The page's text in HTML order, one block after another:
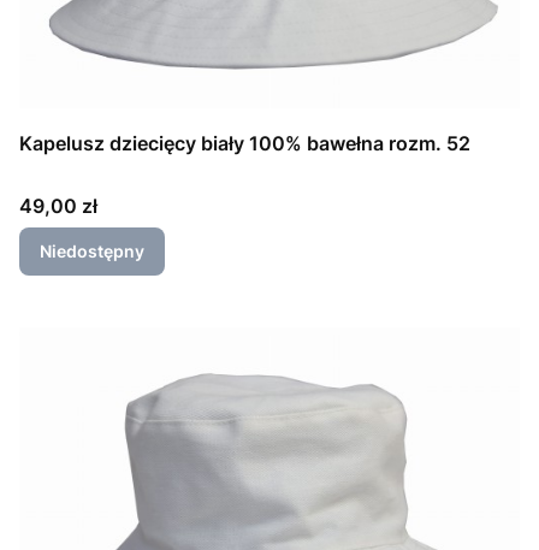
Kapelusz dziecięcy biały 100% bawełna rozm. 52
Cena
49,00 zł
Niedostępny